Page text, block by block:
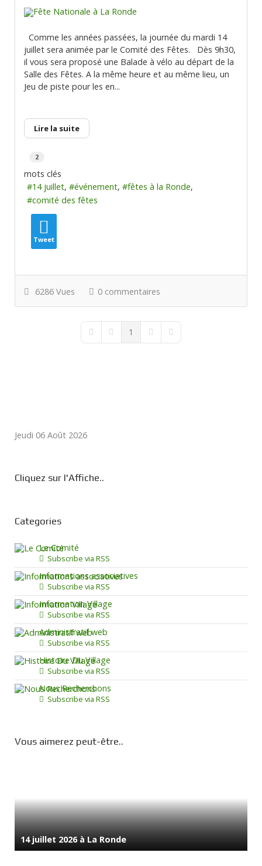
Comme les années passées, la journée du mardi 14
juillet sera animée par le Comité des Fêtes. Dès 9h30,
il vous sera proposé une Balade à vélo au départ de la
Salle des Fêtes. A la même heure et au même lieu, un
Jeu de piste pour les en...
Lire la suite
2
mots clés
14 juillet
événement
fêtes à la Ronde
comité des fêtes
Tweet
6286 Vues 0 commentaires
First PagePrevious Page
1 Next PageLast Page
Jeudi 06 Août 2026
Cliquez sur l'Affiche..
Categories
Le Comité
Subscribe via RSS
Informations associatives
Subscribe via RSS
Information Village
Subscribe via RSS
Administratif web
Subscribe via RSS
Histoire Du Village
Subscribe via RSS
Nous Recherchons
Subscribe via RSS
Vous aimerez peut-être..
14 juillet 2026 à La Ronde